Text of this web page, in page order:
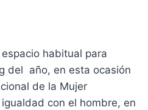
habitual para
del año, en esta ocasión
de la Mujer
con el hombre, en